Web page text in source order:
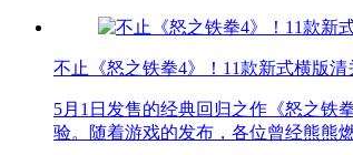
不止《怒之铁拳4》！11款新式横版
5月1日发售的经典回归之作《怒之铁
验。随着游戏的发布，各位曾经熊熊